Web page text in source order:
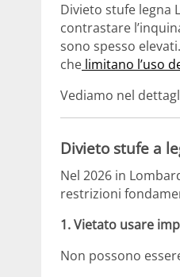
Divieto stufe legna
contrastare
sono spesso
che limitano l’uso
Vediamo nel
Divieto stufe a
Nel 2026 in
restrizioni
1. Vietato usare
Non possono